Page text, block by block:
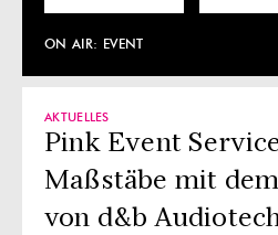
AKTUELLES
Pink Event
Maßstäbe mit
von d&b
ON AIR: EVENT